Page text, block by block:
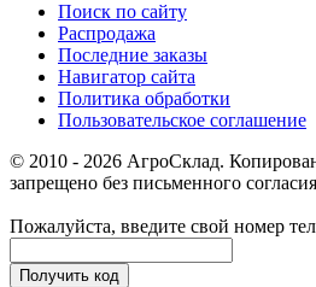
Поиск по сайту
Распродажа
Последние заказы
Навигатор сайта
Политика обработки
Пользовательское соглашение
© 2010 - 2026 АгроСклад.
запрещено без письменного
Пожалуйста, введите свой номер